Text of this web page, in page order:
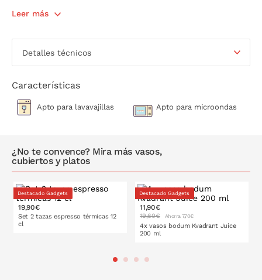
Leer más
Detalles técnicos
Características
Apto para lavavajillas Apto para microondas
¿No te convence? Mira más vasos,
cubiertos y platos
Destacado Gadgets
19,90€
Set 2 tazas espresso térmicas 12
cl
Destacado Gadgets
11,90€
19,60€ Ahorra 7,70€
4x vasos bodum Kvadrant Juice
200 ml